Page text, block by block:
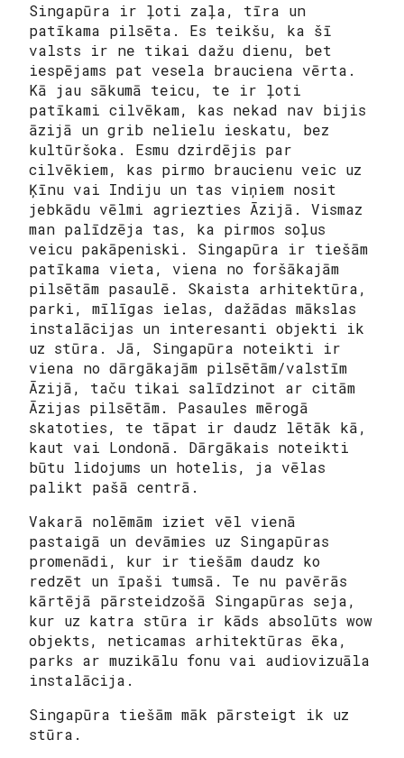
Singapūra ir ļoti zaļa, tīra un
patīkama pilsēta. Es teikšu, ka šī
valsts ir ne tikai dažu dienu, bet
iespējams pat vesela brauciena vērta.
Kā jau sākumā teicu, te ir ļoti
patīkami cilvēkam, kas nekad nav bijis
āzijā un grib nelielu ieskatu, bez
kultūršoka. Esmu dzirdējis par
cilvēkiem, kas pirmo braucienu veic uz
Ķīnu vai Indiju un tas viņiem nosit
jebkādu vēlmi agriezties Āzijā. Vismaz
man palīdzēja tas, ka pirmos soļus
veicu pakāpeniski. Singapūra ir tiešām
patīkama vieta, viena no foršākajām
pilsētām pasaulē. Skaista arhitektūra,
parki, mīlīgas ielas, dažādas mākslas
instalācijas un interesanti objekti ik
uz stūra. Jā, Singapūra noteikti ir
viena no dārgākajām pilsētām/valstīm
Āzijā, taču tikai salīdzinot ar citām
Āzijas pilsētām. Pasaules mērogā
skatoties, te tāpat ir daudz lētāk kā,
kaut vai Londonā. Dārgākais noteikti
būtu lidojums un hotelis, ja vēlas
palikt pašā centrā.
Vakarā nolēmām iziet vēl vienā
pastaigā un devāmies uz Singapūras
promenādi, kur ir tiešām daudz ko
redzēt un īpaši tumsā. Te nu pavērās
kārtējā pārsteidzošā Singapūras seja,
kur uz katra stūra ir kāds absolūts wow
objekts, neticamas arhitektūras ēka,
parks ar muzikālu fonu vai audiovizuāla
instalācija.
Singapūra tiešām māk pārsteigt ik uz
stūra.